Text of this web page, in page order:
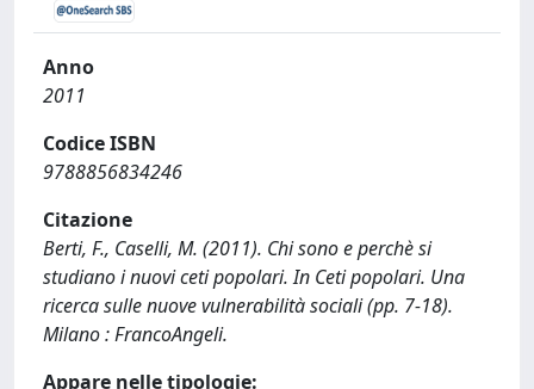
Anno
2011
Codice ISBN
9788856834246
Citazione
Berti, F., Caselli, M. (2011). Chi sono e perchè si
studiano i nuovi ceti popolari. In Ceti popolari. Una
ricerca sulle nuove vulnerabilità sociali (pp. 7-18).
Milano : FrancoAngeli.
Appare nelle tipologie: